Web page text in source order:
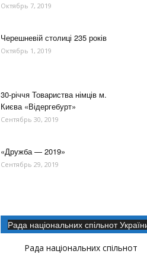
Октябрь 7, 2019
Черешневій столиці 235 років
Октябрь 1, 2019
30-річчя Товариства німців м.
Києва «Відергебурт»
Сентябрь 30, 2019
«Дружба — 2019»
Сентябрь 29, 2019
Рада національних спільнот
Рада національних спільнот